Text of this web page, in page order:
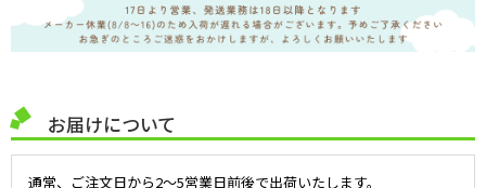
お届けについて
通常、ご注文日から2～5営業日前後で出荷いたします。